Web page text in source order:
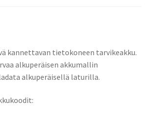
kannettavan tietokoneen tarvikeakku.
alkuperäisen akkumallin
alkuperäisellä laturilla.